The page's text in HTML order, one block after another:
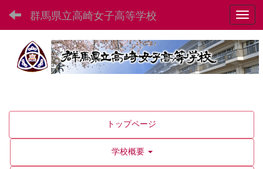
群馬県立高崎女子高等学校
トップページ
学校概要